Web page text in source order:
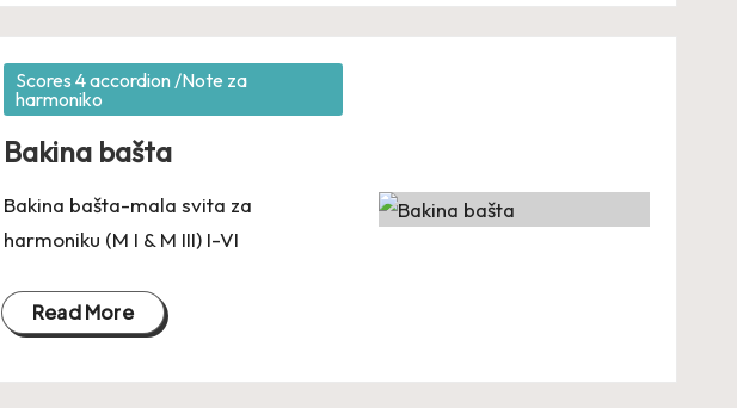
Posted
in
Scores 4 accordion /Note za
harmoniko
Bakina bašta
Bakina bašta-mala svita za
harmoniku (M I & M III) I-VI
Read More